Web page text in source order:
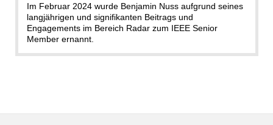
Im Februar 2024 wurde Benjamin Nuss aufgrund seines
langjährigen und signifikanten Beitrags und
Engagements im Bereich Radar zum IEEE Senior
Member ernannt.